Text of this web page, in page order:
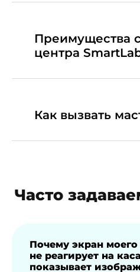
Преимущества
центра
Как вызвать
Часто
Почему экран
не реагирует на
показывает